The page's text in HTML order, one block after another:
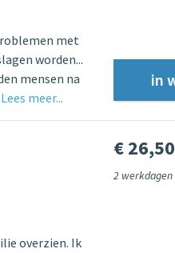
met
worden...
mensen na
Lees meer...
overzien. Ik
€ 26,50
2 werkdagen